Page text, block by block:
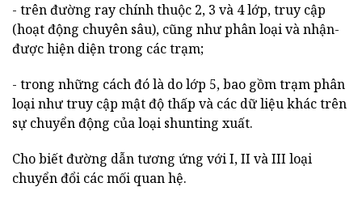
- trên đường ray chính thuộc 2, 3 và 4 lớp, truy cập
(hoạt động chuyên sâu), cũng như phân loại và nhận-
được hiện diện trong các trạm;
- trong những cách đó là do lớp 5, bao gồm trạm phân
loại như truy cập mật độ thấp và các dữ liệu khác trên
sự chuyển động của loại shunting xuất.
Cho biết đường dẫn tương ứng với I, II và III loại
chuyển đổi các mối quan hệ.